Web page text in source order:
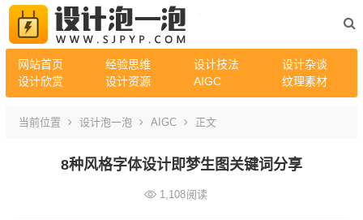
网站首页 经验思维 设计技法
设计杂谈
设计欣赏
设计资源 AIGC 纹理素材
当前位置 设计泡一泡 AIGC 正文
8种风格字体设计即梦生图关键词分享
1,108阅读